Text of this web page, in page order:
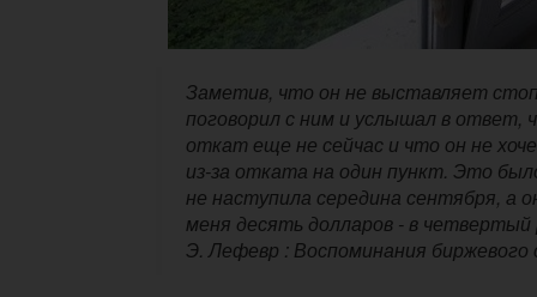
Заметив, что он не выставляет
поговорил с ним и услышал в ответ,
откат еще не сейчас и что он не
из-за отката на один пункт. Это
не наступила середина сентября, а
меня десять долларов - в четвертый
Э. Лефевр : Воспоминания биржевого